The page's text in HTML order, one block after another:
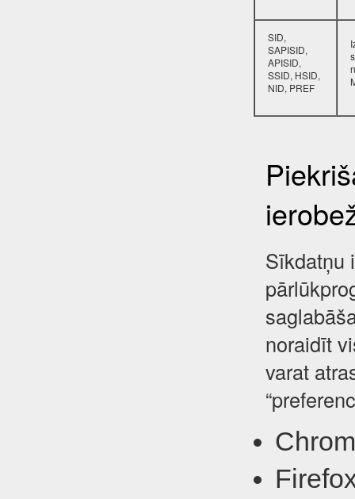
SID,
SAPISID,
APISID,
SSID, HSID,
NID, PREF
Sīkdatņu
noraidīt
varat